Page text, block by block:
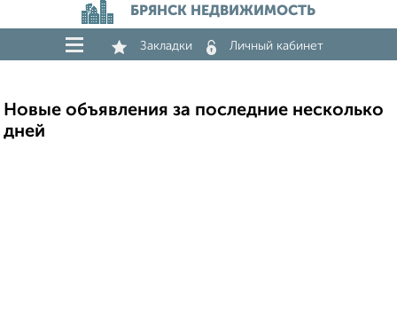
БРЯНСК НЕДВИЖИМОСТЬ
Закладки Личный кабинет
Новые объявления за последние несколько
дней